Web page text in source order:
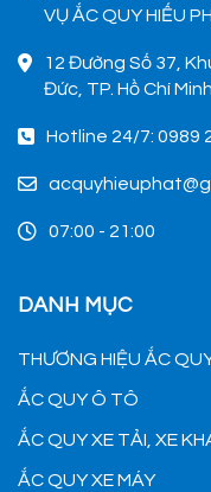
VỤ ẮC QUY HIẾU
12 Đường Số 37,
Đức, TP. Hồ Chí Minh
Hotline 24/7: 0989
07:00 - 21:00
DANH MỤC
THƯƠNG HIỆU ẮC
ẮC QUY Ô TÔ
ẮC QUY XE TẢI, XE
ẮC QUY XE MÁY